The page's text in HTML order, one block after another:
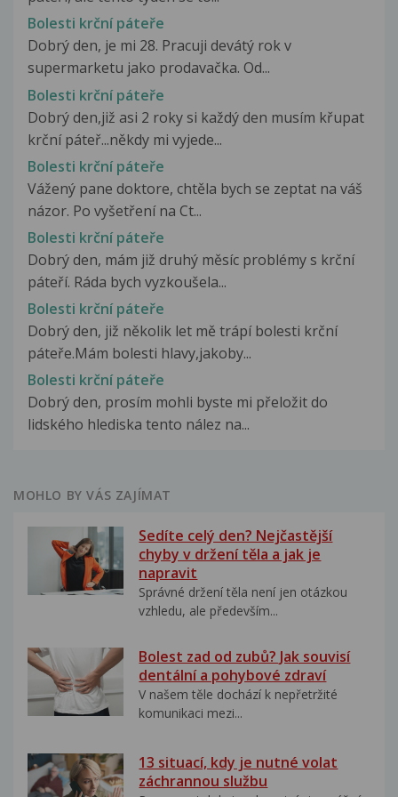
Bolesti krční páteře
Dobrý den, je mi 28. Pracuji devátý rok v
supermarketu jako prodavačka. Od...
Bolesti krční páteře
Dobrý den,již asi 2 roky si každý den musím křupat
krční páteř...někdy mi vyjede...
Bolesti krční páteře
Vážený pane doktore, chtěla bych se zeptat na váš
názor. Po vyšetření na Ct...
Bolesti krční páteře
Dobrý den, mám již druhý měsíc problémy s krční
páteří. Ráda bych vyzkoušela...
Bolesti krční páteře
Dobrý den, již několik let mě trápí bolesti krční
páteře.Mám bolesti hlavy,jakoby...
Bolesti krční páteře
Dobrý den, prosím mohli byste mi přeložit do
lidského hlediska tento nález na...
MOHLO BY VÁS ZAJÍMAT
Sedíte celý den? Nejčastější
chyby v držení těla a jak je
napravit
Správné držení těla není jen otázkou
vzhledu, ale především...
Bolest zad od zubů? Jak souvisí
dentální a pohybové zdraví
V našem těle dochází k nepřetržité
komunikaci mezi...
13 situací, kdy je nutné volat
záchrannou službu